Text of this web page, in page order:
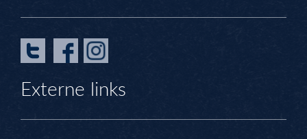
Externe links